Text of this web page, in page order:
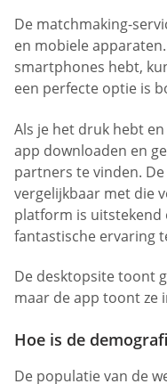
De matchmaking-
en mobiele
smartphones hebt,
een perfecte optie is
Als je het druk hebt
app downloaden en
partners te vinden.
vergelijkbaar met die
platform is
fantastische ervaring
De desktopsite toont
maar de app toont ze
Hoe is de
De populatie van de